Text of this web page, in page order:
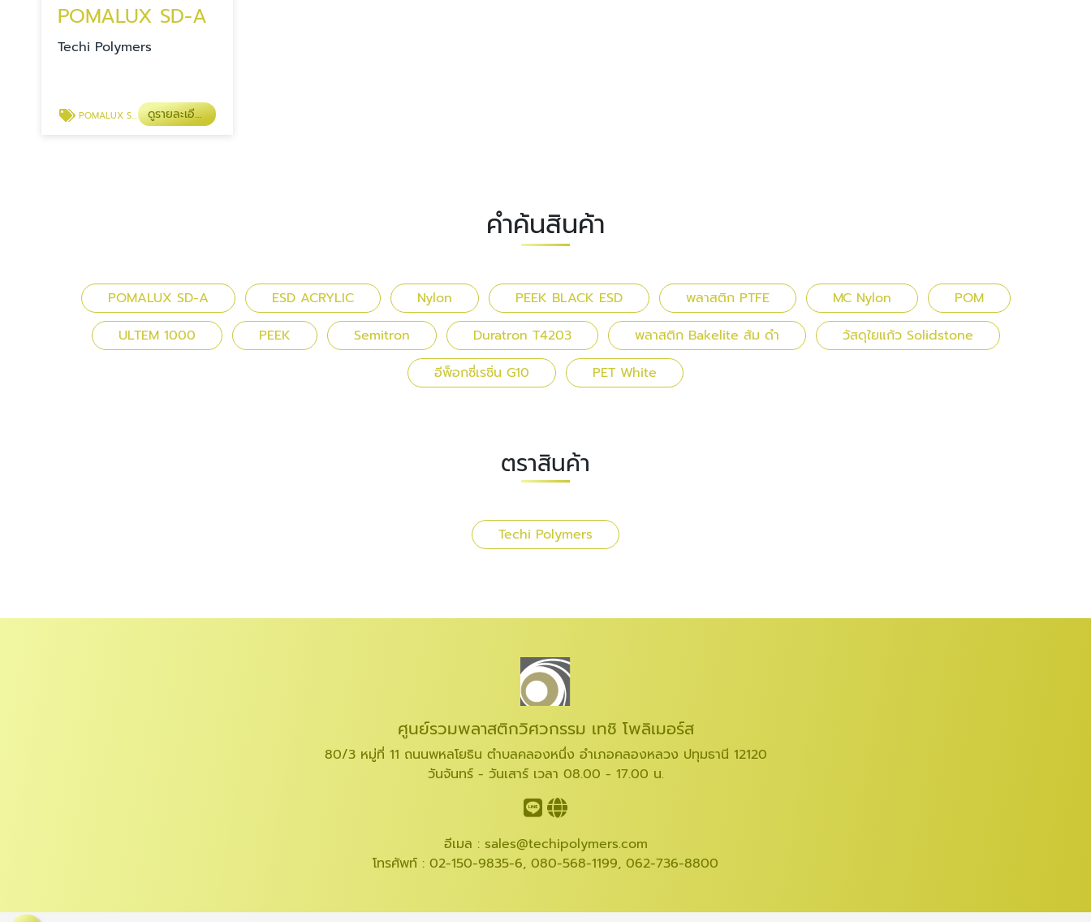
POMALUX SD-A
Techi Polymers
POMALUX SD-A ดูรายละเอียด
คำค้นสินค้า
POMALUX SD-A ESD ACRYLIC Nylon PEEK BLACK ESD พลาสติก PTFE MC Nylon
POM
ULTEM 1000
PEEK Semitron Duratron T4203 พลาสติก Bakelite ส้ม ดำ
วัสดุใยแก้ว Solidstone
อีพ็อกซี่เรซิ่น G10
PET White
ตราสินค้า
Techi Polymers
ศูนย์รวมพลาสติกวิศวกรรม เทชิ โพลิเมอร์ส
80/3 หมู่ที่ 11 ถนนพหลโยธิน ตำบลคลองหนึ่ง อำเภอคลองหลวง ปทุมธานี 12120
วันจันทร์ - วันเสาร์ เวลา 08.00 - 17.00 น.
อีเมล : sales@techipolymers.com
โทรศัพท์ : 02-150-9835-6, 080-568-1199, 062-736-8800